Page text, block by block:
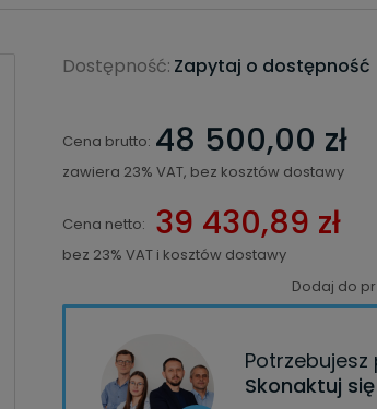
Dostępność: Zapytaj o dostępność
Cena brutto: 48 500,00 zł
zawiera 23% VAT, bez kosztów dostawy
Cena netto: 39 430,89 zł
bez 23% VAT i kosztów dostawy
Dodaj do
Skonaktuj